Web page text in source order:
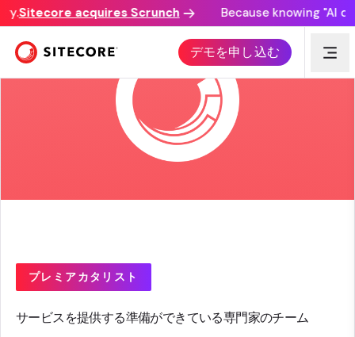
Sitecore acquires Scrunch Because knowing "AI
デモを申し込む
プレミアカタリスト
サービスを提供する準備ができている専門家のチーム